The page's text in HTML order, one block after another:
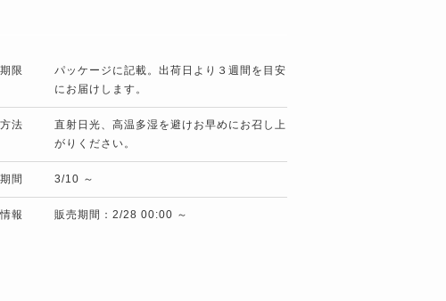
限
パッケージに記載。出荷日より３週間を目安
にお届けします。
法
直射日光、高温多湿を避けお早めにお召し上
がりください。
間 3/10 ～
報 販売期間：2/28 00:00 ～